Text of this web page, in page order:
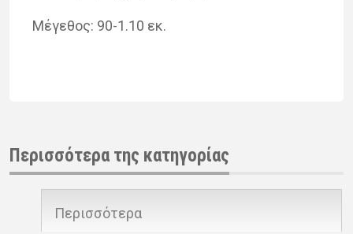
Μέγε­θος: 90-1.10 εκ.
Περισσότερα της κατηγορίας
Περισσότερα